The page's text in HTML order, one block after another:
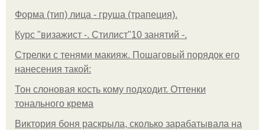
Форма (тип) лица - груша (трапеция).
Курс "визажист -. Стилист"10 занятий -.
Стрелки с тенями макияж. Пошаговый порядок его
нанесения такой:
Тон слоновая кость кому подходит. Оттенки
тонального крема
Виктория боня раскрыла, сколько зарабатывала на